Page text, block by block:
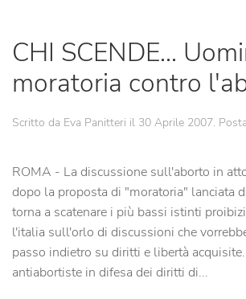
CHI SCENDE...
moratoria contro
Scritto da Eva Panitteri il 30 Aprile 2007.
ROMA - La discussione sull'aborto in
dopo la proposta di "moratoria" lanciata
torna a scatenare i più bassi istinti
l'italia sull'orlo di discussioni che
passo indietro su diritti e libertà
antiabortiste in difesa dei diritti di...